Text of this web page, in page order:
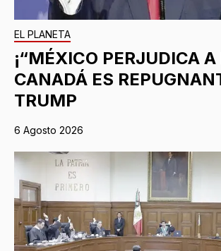
EL PLANETA
¡“MÉXICO PERJUDICA A
CANADÁ ES
TRUMP
6 Agosto 2026